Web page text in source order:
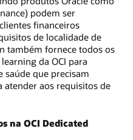
podem ser
financeiros
de localidade de
também fornece todos os
da OCI para
saúde que precisam
atender aos requisitos de
na OCI Dedicated